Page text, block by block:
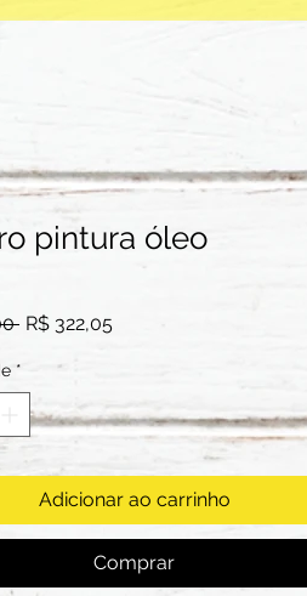
pintura óleo
Preço
R$ 322,05Preço
*
Adicionar ao carrinho
Comprar